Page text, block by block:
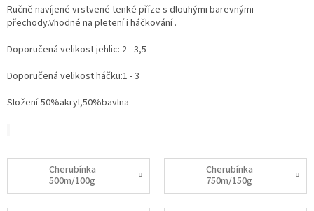
Ručně navíjené vrstvené tenké příze s dlouhými barevnými
přechody.Vhodné na pletení i háčkování .
Doporučená velikost jehlic: 2 - 3,5
Doporučená velikost háčku:1 - 3
Složení-50%akryl,50%bavlna
Cherubínka
500m/100g
Cherubínka
750m/150g